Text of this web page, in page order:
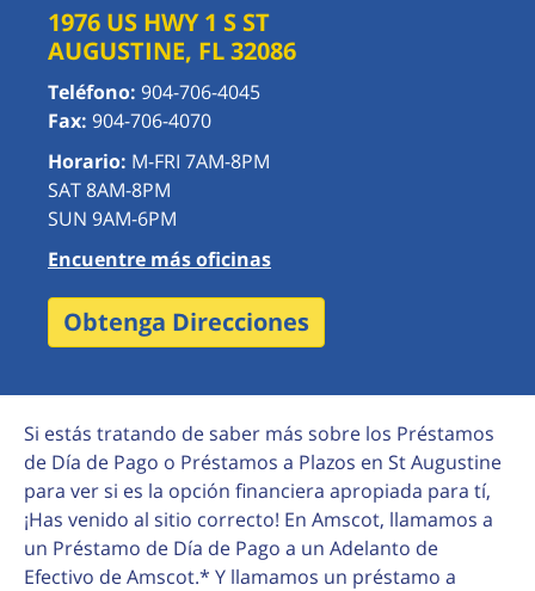
1976 US HWY 1 S ST
AUGUSTINE, FL32086
Teléfono: 904-706-4045
Fax: 904-706-4070
Horario: M-FRI 7AM-8PM
SAT 8AM-8PM
SUN 9AM-6PM
Encuentre más oficinas
Obtenga Direcciones
Si estás tratando de saber más sobre los Préstamos
de Día de Pago o Préstamos a Plazos en St Augustine
para ver si es la opción financiera apropiada para tí,
¡Has venido al sitio correcto! En Amscot, llamamos a
un Préstamo de Día de Pago a un Adelanto de
Efectivo de Amscot.* Y llamamos un préstamo a